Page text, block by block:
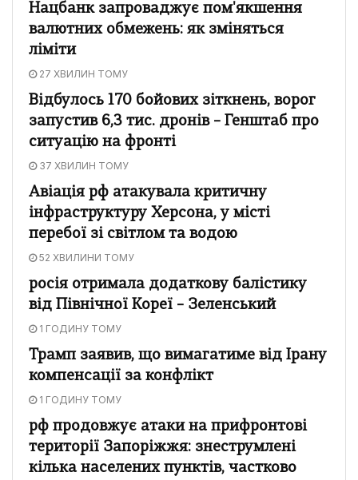
Нацбанк запроваджує пом'якшення
валютних обмежень: як зміняться
ліміти
27 ХВИЛИН ТОМУ
Відбулось 170 бойових зіткнень, ворог
запустив 6,3 тис. дронів – Генштаб про
ситуацію на фронті
37 ХВИЛИН ТОМУ
Авіація рф атакувала критичну
інфраструктуру Херсона, у місті
перебої зі світлом та водою
52 ХВИЛИНИ ТОМУ
росія отримала додаткову балістику
від Північної Кореї – Зеленський
1 ГОДИНУ ТОМУ
Трамп заявив, що вимагатиме від Ірану
компенсації за конфлікт
1 ГОДИНУ ТОМУ
рф продовжує атаки на прифронтові
території Запоріжжя: знеструмлені
кілька населених пунктів, частково